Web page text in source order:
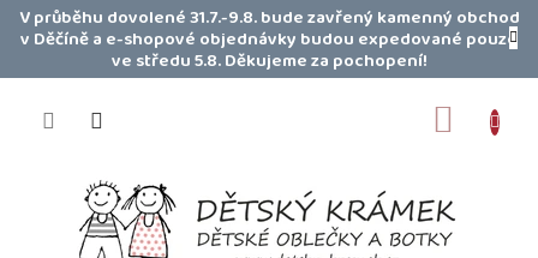
PřejítV průběhu dovolené 31.7.-9.8. bude zavřený kamenný obchod
v Děčíně a e-shopové objednávky budou expedované pouze
ve středu 5.8. Děkujeme za pochopení!